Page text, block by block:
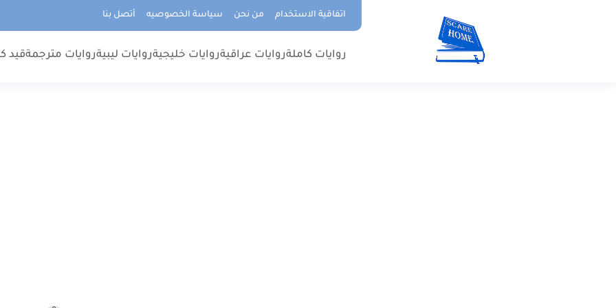
اتفاقية الاستخدام من نحن سياسة الخصوصيه أتصل بنا
روايات كاملةروايات عراقيةروايات خليجيةروايات ليبيةروايات مترجمةقيد